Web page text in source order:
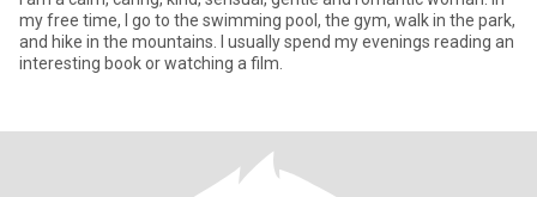
my free time, I go to the swimming pool, the gym, walk in the park,
and hike in the mountains. I usually spend my evenings reading an
interesting book or watching a film.